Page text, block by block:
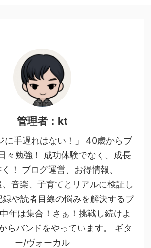
管理者：kt
に手遅れはない！」 40歳からブ
々勉強！ 成功体験でなく、成長
！ ブログ運営、お得情報、
音楽、子育てとリアルに検証し
録や読者目線の悩みを解決するブ
年は集合！さぁ！挑戦し続けよ
らバンドをやっています。 ギタ
ー/ヴォーカル